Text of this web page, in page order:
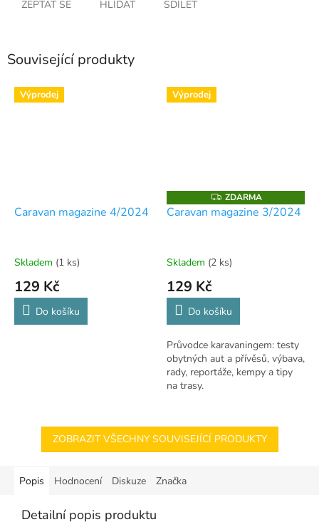
ZEPTAT SE HLÍDAT SDÍLET
Související produkty
Výprodej
Caravan magazine 4/2024
Skladem (1 ks)
129 Kč
Do košíku
Výprodej
Z
D
A
ZDARMA
Caravan magazine 3/2024
Skladem (2 ks)
129 Kč
Do košíku
Průvodce karavaningem: testy
obytných aut a přívěsů, výbava,
rady, reportáže, kempy a tipy
na trasy.
ZOBRAZIT VŠECHNY SOUVISEJÍCÍ PRODUKTY
Popis Hodnocení Diskuze Značka
Detailní popis produktu